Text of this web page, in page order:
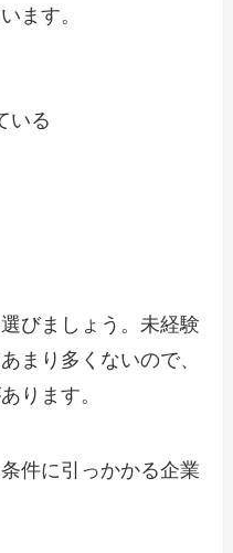
ます。
いる
びましょう。未経験
まり多くないので、
ります。
件に引っかかる企業